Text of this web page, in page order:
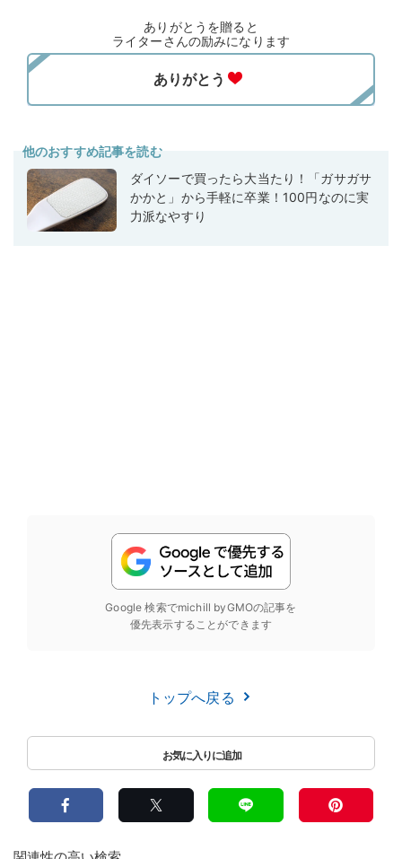
ありがとうを贈ると
ライターさんの励みになります
他のおすすめ記事を読む
ダイソーで買ったら大当たり！「ガサガサ
かかと」から手軽に卒業！100円なのに実
力派なやすり
Google 検索でmichill byGMOの記事を
優先表示することができます
トップへ戻る